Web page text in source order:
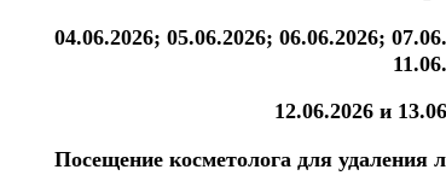
04.06.2026; 05.06.2026; 06.06.2026;
12.06.2026 и
Посещение косметолога для